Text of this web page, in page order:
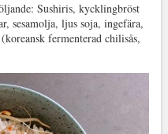
Sushiris, kycklingbröst
sesamolja, ljus soja, ingefära,
fermenterad chilisås,